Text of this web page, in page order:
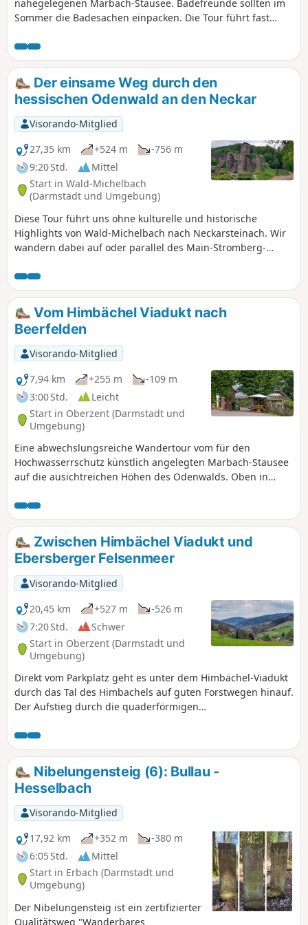
nahegelegenen Marbach-Stausee. Badefreunde sollten im
Sommer die Badesachen einpacken. Die Tour führt fast
durch den Wald, hinauf auf eine der typischen freien
Höhenlagen des Odenwalds. Am Wendepunkt wartet ein
schöner Rastplatz mit Aussicht und einem
"Zwitscherkasten" auf die Wanderer. Zurück geht es durch
die Felder zum Ausgangspunkt nach Hetzbach.
Der einsame Weg durch den
hessischen Odenwald an den Neckar
Visorando-Mitglied
27,35 km
+524 m
-756 m
9:20 Std.
Mittel
Start in Wald-Michelbach
(Darmstadt und Umgebung)
Diese Tour führt uns ohne kulturelle und historische
Highlights von Wald-Michelbach nach Neckarsteinach. Wir
wandern dabei auf oder parallel des Main-Stromberg-
und schwerpunktmäßig auf Waldpfaden oder zumindest
auf unbefestigten Forstwegen zu wandern. Die Strecke
eignet sich hervorragend, um abzuschalten und einfach
nur zu gehen - keine Sehenswürdigkeiten, keine
Einkehrmöglichkeiten und überhaupt nichts, was ablenkt
auf der Strecke. Dafür kaum Höhenunterschiede und am
Ende der Strecke bieten die Burgen rund um
Neckarsteinach dann doch noch ein kleines Highlight.
Vom Himbächel Viadukt nach
Beerfelden
Visorando-Mitglied
7,94 km
+255 m
-109 m
3:00 Std.
Leicht
Start in Oberzent (Darmstadt und
Umgebung)
Eine abwechslungsreiche Wandertour vom für den
Hochwasserrschutz künstlich angelegten Marbach-Stausee
auf die ausichtreichen Höhen des Odenwalds. Oben in
Südrichtung und teilt die abfließenden Wasser in Richtung
Main und Neckar auf.
Zwischen Himbächel Viadukt und
Ebersberger Felsenmeer
Visorando-Mitglied
20,45 km
+527 m
-526 m
7:20 Std.
Schwer
Start in Oberzent (Darmstadt und
Umgebung)
Direkt vom Parkplatz geht es unter dem Himbächel-Viadukt
durch das Tal des Himbachels auf guten Forstwegen hinauf.
Der Aufstieg durch die quaderförmigen
Felsenmeer, bringt dann nochmals etwas Abwechslung in
den Wandertag. Vom Felsenmeer aus führt die Wanderung
bis zum Wendepunkt wieder nach unten und steigt direkt
danach, vorbei an Obstwiesen, wieder in den Wald hinein,
bergan. Vom Reußenkreuz geht es dann auf
abwechslungsreichen Wegen, bis nach Hetzbach, stetig
bergab.
Nibelungensteig (6): Bullau -
Hesselbach
Visorando-Mitglied
17,92 km
+352 m
-380 m
6:05 Std.
Mittel
Start in Erbach (Darmstadt und
Umgebung)
Der Nibelungensteig ist ein zertifizierter
Qualitätsweg "Wanderbares